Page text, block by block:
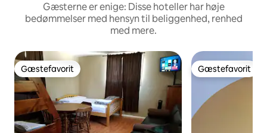
Gæsterne er enige: Disse hoteller har høje
bedømmelser med hensyn til beliggenhed, renhed
med mere.
Gæstefavorit
Gæstefavorit Gæstefavorit
Gæstefavorit